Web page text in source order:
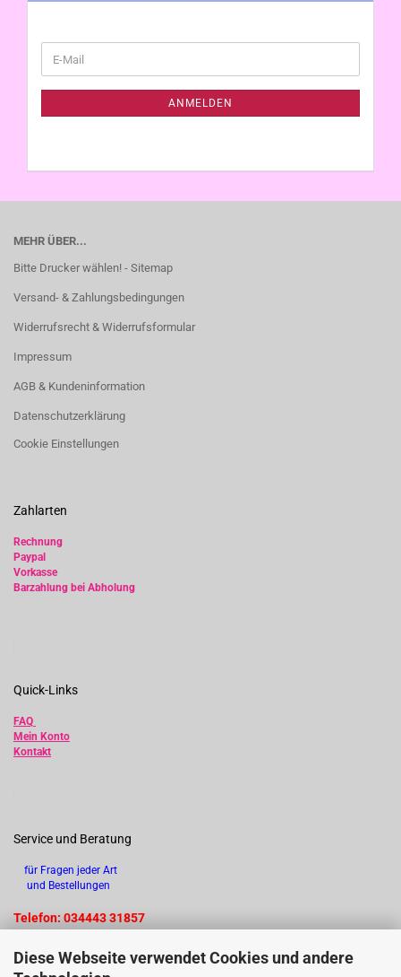
Diese Webseite verwendet Cookies und andere
ZUR
E-
Mail
ANMELDEN
MEHR ÜBER...
Bitte Drucker wählen! - Sitemap
Versand- & Zahlungsbedingungen
Widerrufsrecht & Widerrufsformular
Impressum
AGB & Kundeninformation
Datenschutzerklärung
Cookie Einstellungen
Zahlarten
Rechnung
Paypal
Vorkasse
Barzahlung bei Abholung
Quick-Links
FAQ
Mein Konto
Kontakt
Service und Beratung
für Fragen jeder Art
und Bestellungen
Telefon: 034443 31857